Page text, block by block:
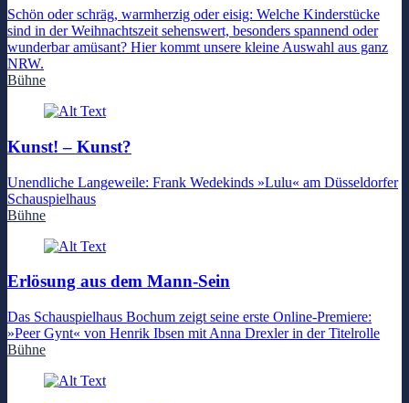
Schön oder schräg, warmherzig oder eisig: Welche Kinderstücke
sind in der Weihnachtszeit sehenswert, besonders spannend oder
wunderbar amüsant? Hier kommt unsere kleine Auswahl aus ganz
NRW.
Bühne
Kunst! – Kunst?
Unendliche Langeweile: Frank Wedekinds »Lulu« am Düsseldorfer
Schauspielhaus
Bühne
Erlösung aus dem Mann-Sein
Das Schauspielhaus Bochum zeigt seine erste Online-Premiere:
»Peer Gynt« von Henrik Ibsen mit Anna Drexler in der Titelrolle
Bühne